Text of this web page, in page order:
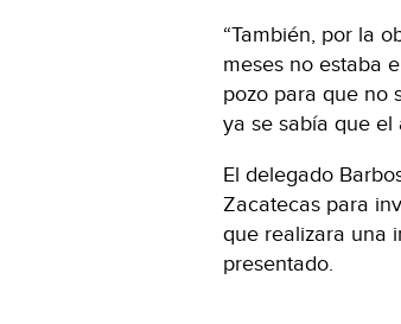
“También, por la
meses no estaba
pozo para que no
ya se sabía que
El delegado
Zacatecas para
que realizara una
presentado.